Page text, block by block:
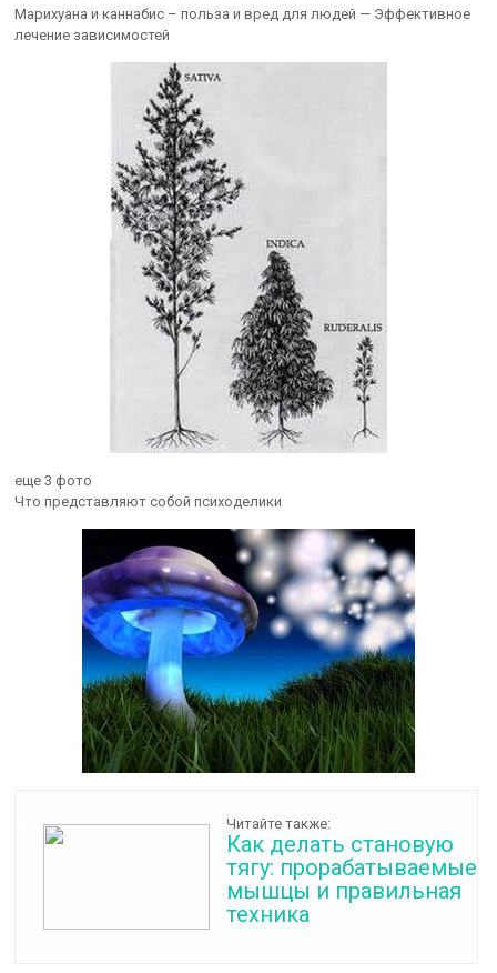
Марихуана и каннабис – польза и вред для людей — Эффективное
лечение зависимостей
еще 3 фото
Что представляют собой психоделики
Читайте также:
Как делать становую
тягу: прорабатываемые
мышцы и правильная
техника